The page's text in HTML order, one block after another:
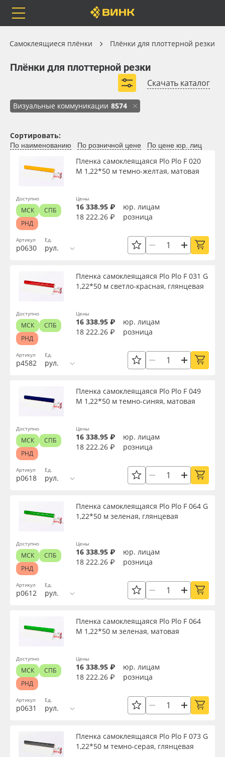
Каталог
Бренды
Оплата
Сервис
Компания
Блог
Поставщикам
8 800 550 7888
Москва
Весь каталог
Самоклеящиеся плёнки
Листовые материалы
Чернила
Клей, скотчи и крепёж
Мобильные конструкции и POS-материалы
Профильные системы
Светотехника
Инженерные пластики
Упаковочные материалы
Оборудование и инструмент
Новинки ассортимента
Плёнка монтажная Oratape
ПЭТ листовой
ПЭТ бэклит
Вспененный ПВХ
Самоклеящиеся плёнки Плёнки для плоттерной резки
Плёнки для плоттерной резки
Скачать каталог
Визуальные коммуникации 8574
Самоклеящиеся плёнки
Плёнки для плоттерной резки
Транслюцентные плёнки
Монтажные плёнки
Цветные плёнки Foletti
Вид
Тип
Толщина, мкм
Плотность, г/м2
Материал
Цвет
Клей
Тип печати
Срок эксплуатации, лет
Производитель
Торговая марка
Серия
Сортировать:
По наименованию По розничной цене По цене юр. лиц
Артикул
р0630
Пленка самоклеящаяся Plo Plo F 020
M 1,22*50 м темно-желтая, матовая
Ед.
рул.
Цены
16 338.95 ₽
юр. лицам
18 222.26 ₽
розница
Доступно
МСК
СПБ
РНД
Артикул
р4582
Пленка самоклеящаяся Plo Plo F 031 G
1,22*50 м светло-красная, глянцевая
Ед.
рул.
Цены
16 338.95 ₽
юр. лицам
18 222.26 ₽
розница
Доступно
МСК
СПБ
РНД
Артикул
р0618
Пленка самоклеящаяся Plo Plo F 049
M 1,22*50 м темно-синяя, матовая
Ед.
рул.
Цены
16 338.95 ₽
юр. лицам
18 222.26 ₽
розница
Доступно
МСК
СПБ
РНД
Артикул
р0612
Пленка самоклеящаяся Plo Plo F 064 G
1,22*50 м зеленая, глянцевая
Ед.
рул.
Цены
16 338.95 ₽
юр. лицам
18 222.26 ₽
розница
Доступно
МСК
СПБ
РНД
Артикул
р0631
Пленка самоклеящаяся Plo Plo F 064
M 1,22*50 м зеленая, матовая
Ед.
рул.
Цены
16 338.95 ₽
юр. лицам
18 222.26 ₽
розница
Доступно
МСК
СПБ
РНД
Пленка самоклеящаяся Plo Plo F 073 G
1,22*50 м темно-серая, глянцевая